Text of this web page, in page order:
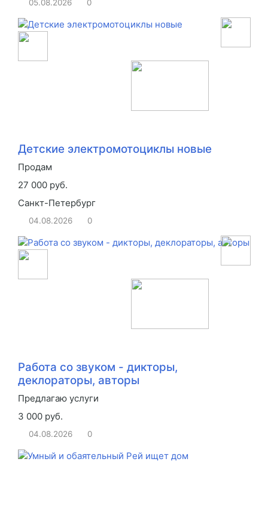
05.08.2026 0
Детские электромотоциклы новые
Продам
27 000 руб.
Санкт-Петербург
04.08.2026 0
Работа со звуком - дикторы,
деклораторы, авторы
Предлагаю услуги
3 000 руб.
04.08.2026 0